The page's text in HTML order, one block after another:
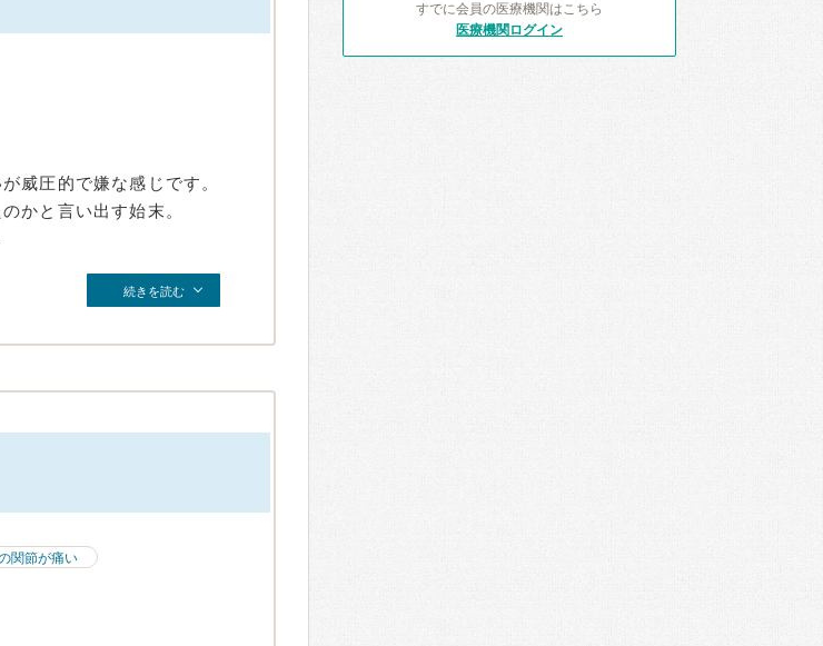
威圧的で嫌な感じです。
かと言い出す始末。
続きを読む
関節が痛い
すでに会員の医療機関はこちら
医療機関ログイン